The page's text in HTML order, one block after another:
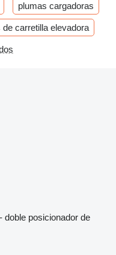
plumas cargadoras
de carretilla elevadora
doble posicionador de